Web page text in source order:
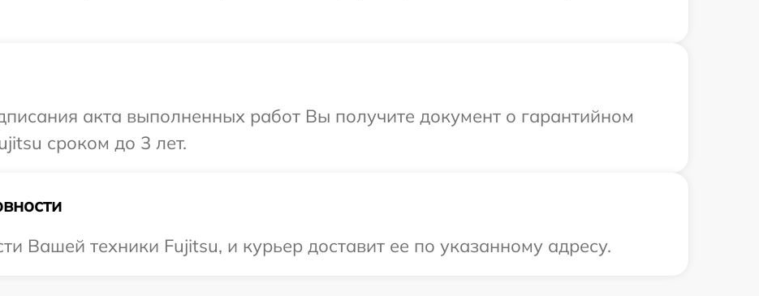
акта выполненных работ Вы получите документ о гарантийном
сроком до 3 лет.
Вашей техники Fujitsu, и курьер доставит ее по указанному адресу.